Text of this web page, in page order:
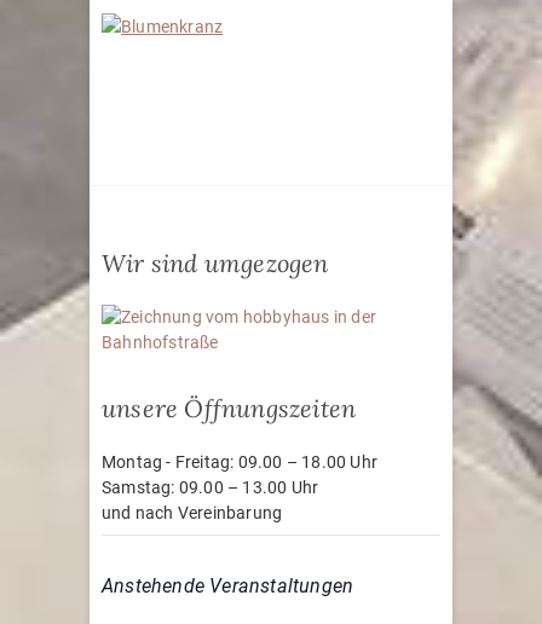
Wir sind umgezogen
unsere Öffnungszeiten
Montag - Freitag: 09.00 – 18.00 Uhr
Samstag: 09.00 – 13.00 Uhr
und nach Vereinbarung
Anstehende Veranstaltungen